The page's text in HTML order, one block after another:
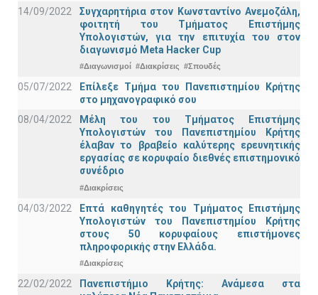
14/09/2022
Συγχαρητήρια στον Κωνσταντίνο Ανεμοζάλη,
φοιτητή του Τμήματος Επιστήμης
Υπολογιστών, για την επιτυχία του στον
διαγωνισμό Meta Hacker Cup
#Διαγωνισμοί #Διακρίσεις #Σπουδές
05/07/2022
Επίλεξε Τμήμα του Πανεπιστημίου Κρήτης
στο μηχανογραφικό σου
08/04/2022
Μέλη του του Τμήματος Επιστήμης
Υπολογιστών του Πανεπιστημίου Κρήτης
έλαβαν το βραβείο καλύτερης ερευνητικής
εργασίας σε κορυφαίο διεθνές επιστημονικό
συνέδριο
#Διακρίσεις
04/03/2022
Επτά καθηγητές του Τμήματος Επιστήμης
Υπολογιστών του Πανεπιστημίου Κρήτης
στους 50 κορυφαίους επιστήμονες
πληροφορικής στην Ελλάδα.
#Διακρίσεις
22/02/2022
Πανεπιστήμιο Κρήτης: Ανάμεσα στα